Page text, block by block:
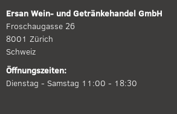
Ersan Wein- und Getränkehandel GmbH
Froschaugasse 26
8001 Zürich
Schweiz
Öffnungszeiten:
Dienstag - Samstag 11:00 - 18:30